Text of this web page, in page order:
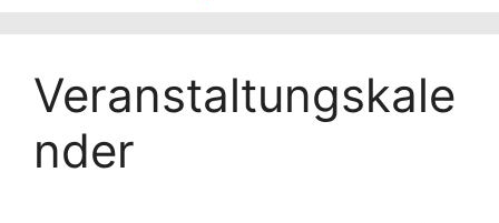
Veranstaltungskale
nder